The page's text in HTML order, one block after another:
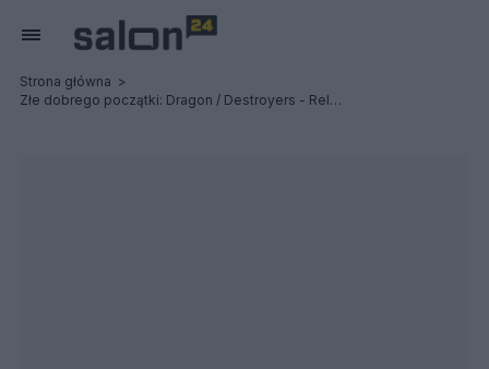
Strona główna
Złe dobrego początki: Dragon / Destroyers - Relacja